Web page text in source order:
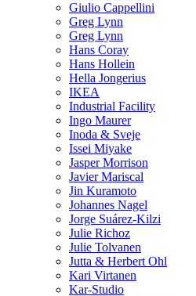
Giulio Cappellini
Greg Lynn
Greg Lynn
Hans Coray
Hans Hollein
Hella Jongerius
IKEA
Industrial Facility
Ingo Maurer
Inoda & Sveje
Issei Miyake
Jasper Morrison
Javier Mariscal
Jin Kuramoto
Johannes Nagel
Jorge Suárez-Kilzi
Julie Richoz
Julie Tolvanen
Jutta & Herbert Ohl
Kari Virtanen
Kar-Studio